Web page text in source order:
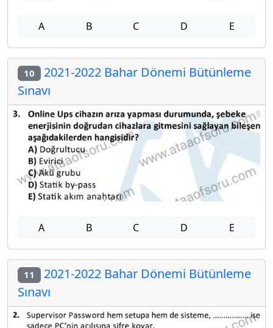
A B C D E
10 2021-2022 Bahar Dönemi Bütünleme
Sınavı
A B C D E
11 2021-2022 Bahar Dönemi Bütünleme
Sınavı